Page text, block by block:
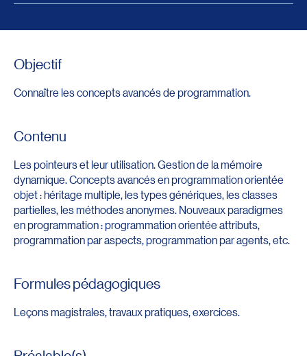
Objectif
Connaître les concepts avancés de programmation.
Contenu
Les pointeurs et leur utilisation. Gestion de la mémoire
dynamique. Concepts avancés en programmation orientée
objet : héritage multiple, les types génériques, les classes
partielles, les méthodes anonymes. Nouveaux paradigmes
en programmation : programmation orientée attributs,
programmation par aspects, programmation par agents, etc.
Formules pédagogiques
Leçons magistrales, travaux pratiques, exercices.